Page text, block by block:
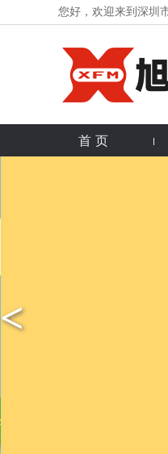
您好，欢迎来到深圳
首页
<